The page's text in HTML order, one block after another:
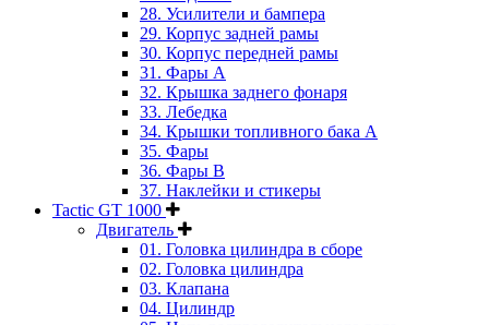
28. Усилители и бампера
29. Корпус задней рамы
30. Корпус передней рамы
31. Фары А
32. Крышка заднего фонаря
33. Лебедка
34. Крышки топливного бака А
35. Фары
36. Фары B
37. Наклейки и стикеры
Tactic GT 1000
Двигатель
01. Головка цилиндра в сборе
02. Головка цилиндра
03. Клапана
04. Цилиндр